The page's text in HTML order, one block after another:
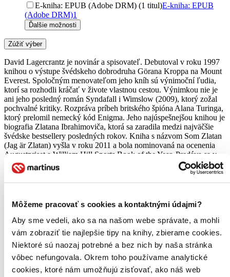
Môžeme pracovať s cookies a kontaktnými údajmi?
Aby sme vedeli, ako sa na našom webe správate, a mohli
vám zobraziť tie najlepšie tipy na knihy, zbierame cookies.
Niektoré sú naozaj potrebné a bez nich by naša stránka
vôbec nefungovala. Okrem toho používame analytické
cookies, ktoré nám umožňujú zisťovať, ako náš web
E-kniha: EPUB (Adobe DRM) (1 titul)E-kniha: EPUB
(Adobe DRM)1
Ďalšie možnosti
Zúžiť výber
David Lagercrantz je novinár a spisovateľ. Debutoval v roku 1997
knihou o výstupe švédskeho dobrodruha Görana Kroppa na Mount
Everest. Spoločným menovateľom jeho kníh sú výnimoční ľudia,
ktorí sa rozhodli kráčať v živote vlastnou cestou. Výnimkou nie je
ani jeho posledný román Syndafall i Wimslow (2009), ktorý zožal
pochvalné kritiky. Rozpráva príbeh britského špióna Alana Turinga,
ktorý prelomil nemecký kód Enigma. Jeho najúspešnejšou knihou je
biografia Zlatana Ibrahimoviča, ktorá sa zaradila medzi najväčšie
švédske bestsellery posledných rokov. Kniha s názvom Som Zlatan
(Jag är Zlatan) vyšla v roku 2011 a bola nominovaná na ocenenia
Augustpriset a William Hill Sports Book of the Year. Predáva sa v
miliónových nákladoch po celom svete. David Lagercrantz býva v
štokholmskej štvrti Södermalm.
Zoradiť
Bestsellery